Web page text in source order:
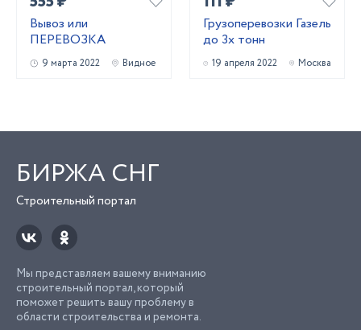
Вывоз или
ПЕРЕВОЗКА
9 марта 2022 Видное
Грузоперевозки Газель
до 3х тонн
19 апреля 2022 Москва
БИРЖА СНГ
Строительный портал
Мы представляем вашему вниманию
строительный портал, который
поможет решить вашу проблему в
области строительства и ремонта.